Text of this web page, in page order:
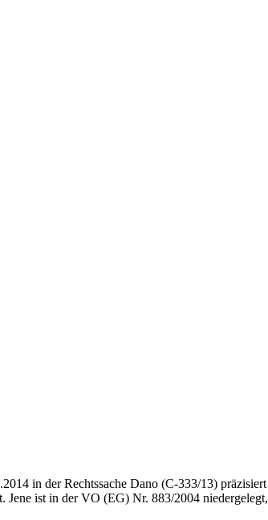
in der Rechtssache Dano (C-333/13)
ist in der VO (EG) Nr. 883/2004